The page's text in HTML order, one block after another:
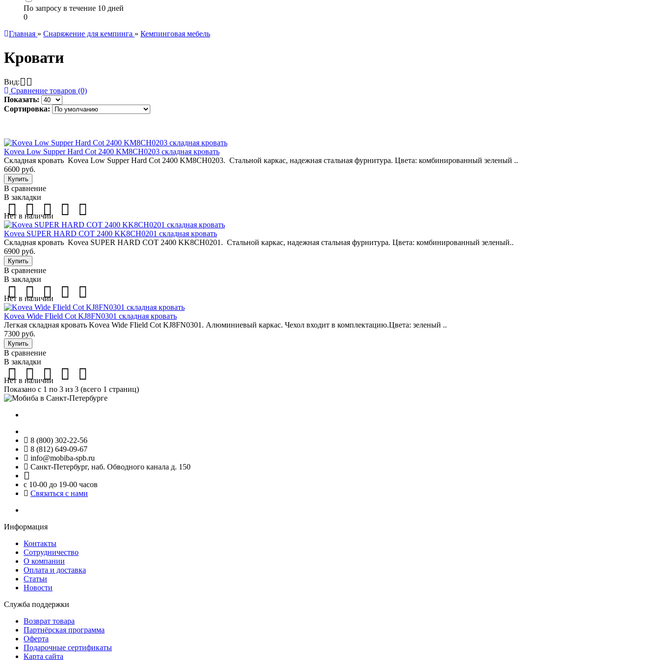
По запросу в течение 10 дней
0
Главная » Снаряжение для кемпинга » Кемпинговая мебель
Кровати
Вид:
Сравнение товаров (0)
Показать:
Сортировка:
Kovea Low Supper Hard Cot 2400 KM8CH0203 складная кровать
Складная кровать Kovea Low Supper Hard Cot 2400 KM8CH0203. Стальной каркас, надежная стальная фурнитура. Цвета: комбинированный зеленый ..
6600 руб.
В сравнение
В закладки
Нет в наличии
Kovea SUPER HARD COT 2400 KK8CH0201 складная кровать
Складная кровать Kovea SUPER HARD COT 2400 KK8CH0201. Стальной каркас, надежная стальная фурнитура. Цвета: комбинированный зеленый..
6900 руб.
В сравнение
В закладки
Нет в наличии
Kovea Wide FIield Cot KJ8FN0301 складная кровать
Легкая складная кровать Kovea Wide FIield Cot KJ8FN0301. Алюминиевый каркас. Чехол входит в комплектацию.Цвета: зеленый ..
7300 руб.
В сравнение
В закладки
Нет в наличии
Показано с 1 по 3 из 3 (всего 1 страниц)
8 (800) 302-22-56
8 (812) 649-09-67
info@mobiba-spb.ru
Санкт-Петербург, наб. Обводного канала д. 150
с 10-00 до 19-00 часов
Связаться с нами
Информация
Контакты
Сотрудничество
О компании
Оплата и доставка
Статьи
Новости
Служба поддержки
Возврат товара
Партнёрская программа
Оферта
Подарочные сертификаты
Карта сайта